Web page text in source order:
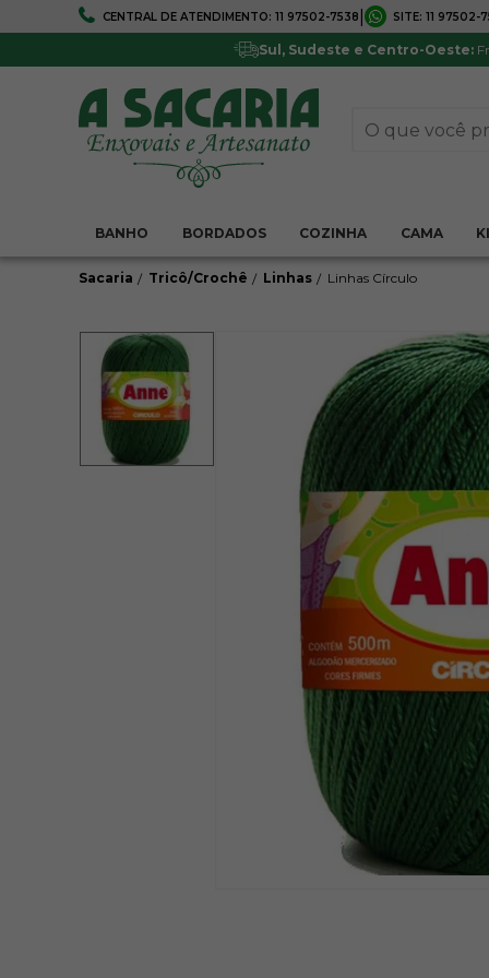
CENTRAL DE ATENDIMENTO: 11 97502-7538 SITE: 11 97502-
Sul, Sudeste e Centro-Oeste:
BANHO BORDADOS COZINHA CAMA
FRETE GRÁTIS 5% DE DESCONTO
Pagamentos via boleto ou
Sacaria Tricô/Crochê Linhas Linhas Círculo